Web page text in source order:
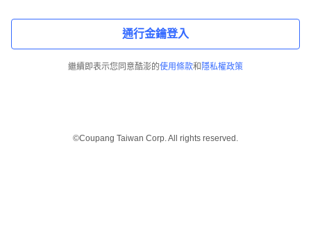
通行金鑰登入
繼續即表示您同意酷澎的使用條款和 隱私權政策
©Coupang Taiwan Corp. All rights reserved.